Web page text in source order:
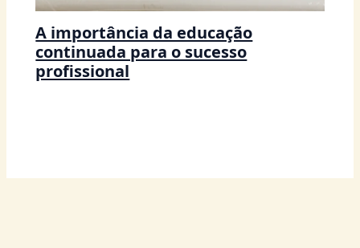
A importância da educação
continuada para o sucesso
profissional